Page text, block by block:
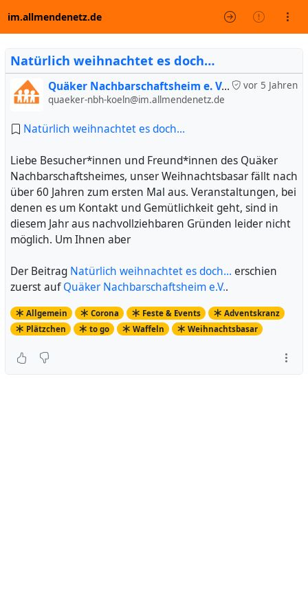
im.allmendenetz.de
Natürlich weihnachtet es doch…
vor 5 Jahren
Quäker Nachbarschaftsheim e. V. (inoffiziell)
quaeker-nbh-koeln@im.allmendenetz.de
Natürlich weihnachtet es doch…
Liebe Besucher*innen und Freund*innen des Quäker
Nachbarschaftsheimes, unser Weihnachtsbasar fällt nach
über 60 Jahren zum ersten Mal aus. Veranstaltungen, bei
denen es um Kontakt und Gemütlichkeit geht, sind in
diesem Jahr aus nachvollziehbaren Gründen leider nicht
möglich. Um Ihnen aber
Der Beitrag Natürlich weihnachtet es doch… erschien
zuerst aufQuäker Nachbarschaftsheim e.V..
Allgemein Corona Feste & Events
Adventskranz
Plätzchen
to go Waffeln Weihnachtsbasar